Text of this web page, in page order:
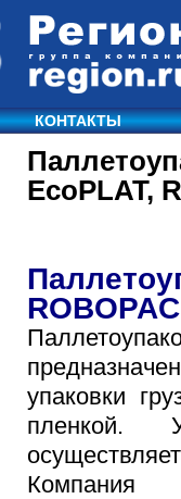
КОНТАКТЫ
EcoPLAT,
ROBOPAC
упаковки
пленкой.